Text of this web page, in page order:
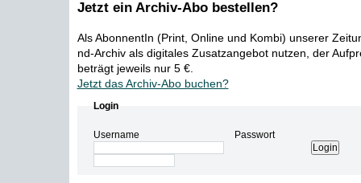
Jetzt ein Archiv-Abo bestellen?
Als AbonnentIn (Print, Online und Kombi) unserer
nd-Archiv als digitales Zusatzangebot nutzen, der
beträgt jeweils nur 5 €.
Jetzt das Archiv-Abo buchen?
Login
Username Passwort